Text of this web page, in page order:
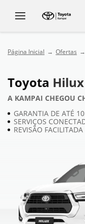
Página Inicial Ofertas
Toyota Hilux
A KAMPAI CHEGOU
GARANTIA DE ATÉ
SERVIÇOS
REVISÃO FACILITADA